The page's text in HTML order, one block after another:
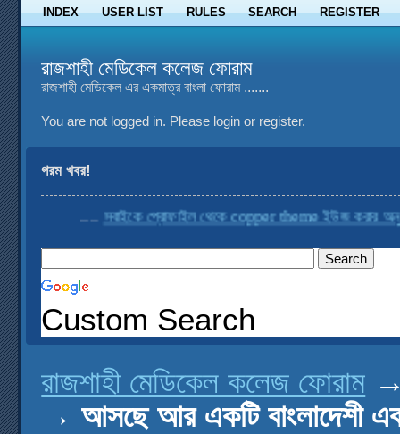
INDEX USER LIST RULES SEARCH REGISTER
রাজশাহী মেডিকেল কলেজ ফোরাম
রাজশাহী মেডিকেল এর একমাত্র বাংলা ফোরাম .......
You are not logged in. Please login or register.
গরম খবর!
....সবাইকে প্রোফাইল থেকে copper theme ইউজ করার
Custom Search
রাজশাহী মেডিকেল কলেজ ফোরাম
→আসছে আর একটি